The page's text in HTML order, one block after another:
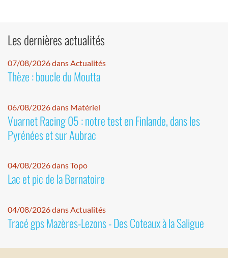
Les dernières actualités
07/08/2026 dans Actualités
Thèze : boucle du Moutta
06/08/2026 dans Matériel
Vuarnet Racing 05 : notre test en Finlande, dans les
Pyrénées et sur Aubrac
04/08/2026 dans Topo
Lac et pic de la Bernatoire
04/08/2026 dans Actualités
Tracé gps Mazères-Lezons - Des Coteaux à la Saligue